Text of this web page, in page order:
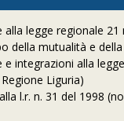
alla legge regionale
della mutualità e
e integrazioni alla
Liguria)
l.r. n. 31 del 1998